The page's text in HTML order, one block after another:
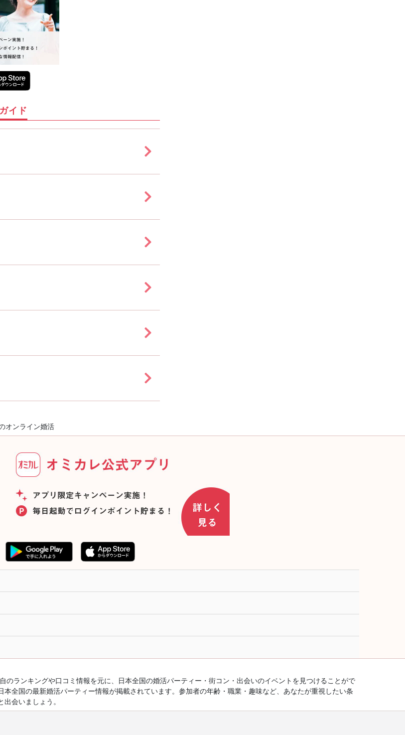
イド
オンライン婚活
ランキングや口コミ情報を元に、日本全国の婚活パーティー・街コン・出会いのイベントを見つけることがで
全国の最新婚活パーティー情報が掲載されています。参加者の年齢・職業・趣味など、あなたが重視したい条
会いましょう。